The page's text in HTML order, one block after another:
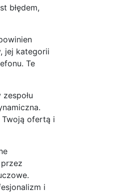
błędem,
jej kategorii
Te
ofertą i
i